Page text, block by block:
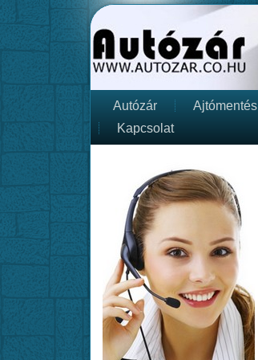
Autózár Ajtómentés
Kapcsolat